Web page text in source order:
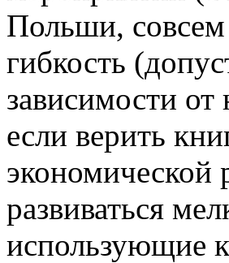
Польши, совсем
гибкость
зависимости
если верить
экономической
развиваться
использующие